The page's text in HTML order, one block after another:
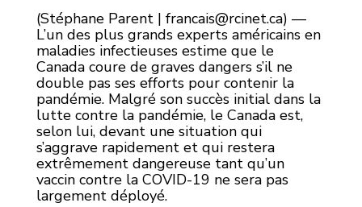
(Stéphane Parent | francais@rcinet.ca) —
L’un des plus grands experts américains en
maladies infectieuses estime que le
Canada coure de graves dangers s’il ne
double pas ses efforts pour contenir la
pandémie. Malgré son succès initial dans la
lutte contre la pandémie, le Canada est,
selon lui, devant une situation qui
s’aggrave rapidement et qui restera
extrêmement dangereuse tant qu’un
vaccin contre la COVID-19 ne sera pas
largement déployé.